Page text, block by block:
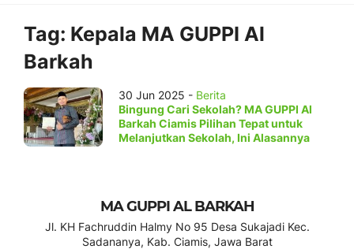
Tag: Kepala MA GUPPI Al
Barkah
30 Jun 2025 - Berita
Bingung Cari Sekolah? MA GUPPI Al
Barkah Ciamis Pilihan Tepat untuk
Melanjutkan Sekolah, Ini Alasannya
MA GUPPI AL BARKAH
Jl. KH Fachruddin Halmy No 95 Desa Sukajadi Kec.
Sadananya, Kab. Ciamis, Jawa Barat